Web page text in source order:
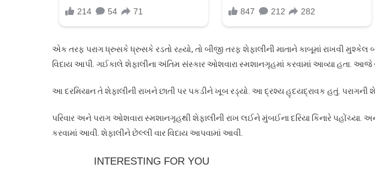
એક તરફ પરાગ ધ્રુસકે ધ્રુસકે રડતો રહ્યો, તો બીજી તરફ શેફાલીની માતાને કાબૂમાં રાખવી
વિદાય આપી. ગઈકાલે શેફાલીના અંતિમ સંસ્કાર ઓશવારા સ્મશાનગૃહમાં કરવામાં આવ્યા હતા. આજે
આ દરમિયાન તે શેફાલીની રાખને છાતી પર પકડીને ખૂબ રડ્યો. આ દ્રશ્ય હૃદયદ્રાવક હતું. પરાગની
પરિવાર અને પરાગ ઓશવારા સ્મશાનગૃહથી શેફાલીની રાખ લઈને મુંબઈના દરિયા કિનારે પહોંચ્યા.
કરવામાં આવી. શેફાલીને છેલ્લી વાર વિદાય આપવામાં આવી.